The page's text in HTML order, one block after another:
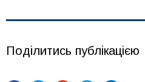
Поділитись публікацією